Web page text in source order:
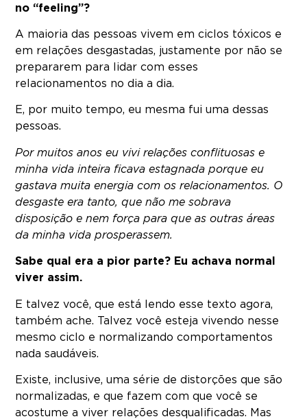
no “feeling”?
A maioria das pessoas vivem em ciclos tóxicos e
em relações desgastadas, justamente por não se
prepararem para lidar com esses
relacionamentos no dia a dia.
E, por muito tempo, eu mesma fui uma dessas
pessoas.
Por muitos anos eu vivi relações conflituosas e
minha vida inteira ficava estagnada porque eu
gastava muita energia com os relacionamentos. O
desgaste era tanto, que não me sobrava
disposição e nem força para que as outras áreas
da minha vida prosperassem.
Sabe qual era a pior parte? Eu achava normal
viver assim.
E talvez você, que está lendo esse texto agora,
também ache. Talvez você esteja vivendo nesse
mesmo ciclo e normalizando comportamentos
nada saudáveis.
Existe, inclusive, uma série de distorções que são
normalizadas, e que fazem com que você se
acostume a viver relações desqualificadas. Mas